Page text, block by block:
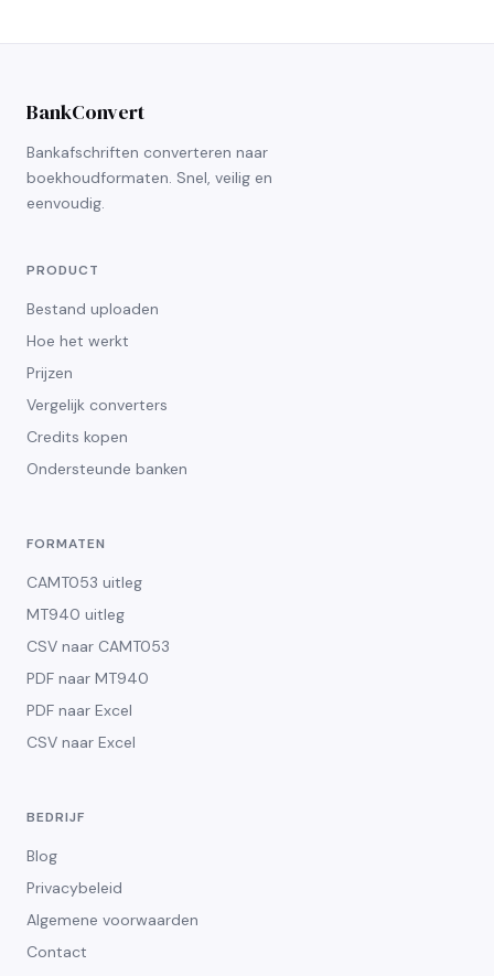
BankConvert
Bankafschriften converteren naar
boekhoudformaten. Snel, veilig en
eenvoudig.
PRODUCT
Bestand uploaden
Hoe het werkt
Prijzen
Vergelijk converters
Credits kopen
Ondersteunde banken
FORMATEN
CAMT053 uitleg
MT940 uitleg
CSV naar CAMT053
PDF naar MT940
PDF naar Excel
CSV naar Excel
BEDRIJF
Blog
Privacybeleid
Algemene voorwaarden
Contact